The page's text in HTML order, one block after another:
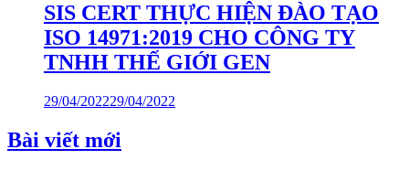
SIS CERT THỰC HIỆN ĐÀO TẠO
ISO 14971:2019 CHO CÔNG TY
TNHH THẾ GIỚI GEN
29/04/202229/04/2022
Bài viết mới